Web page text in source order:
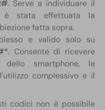
. Serve a individuare il
è stata effettuata la
fatta sopra.
e valido solo su
. Consente di ricevere
dello smartphone, le
complessivo e il
codici non è possibile